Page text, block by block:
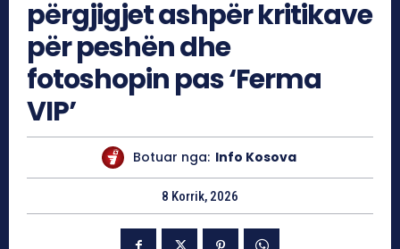
përgjigjet ashpër kritikave
për peshën dhe
fotoshopin pas ‘Ferma
VIP’
Botuar nga: Info Kosova
8 Korrik, 2026